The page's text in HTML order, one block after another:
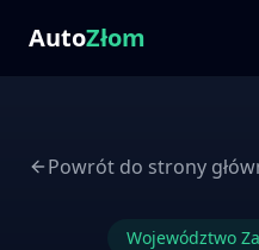
AutoZłom
Powrót do strony
Województwo